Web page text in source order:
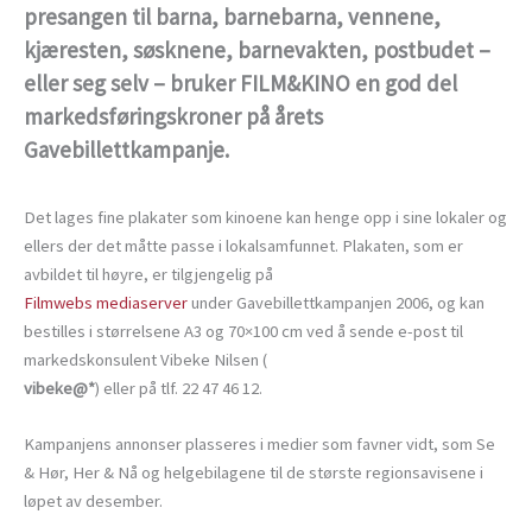
presangen til barna, barnebarna, vennene,
kjæresten, søsknene, barnevakten, postbudet –
eller seg selv – bruker FILM&KINO en god del
markedsføringskroner på årets
Gavebillettkampanje.
Det lages fine plakater som kinoene kan henge opp i sine lokaler og
ellers der det måtte passe i lokalsamfunnet. Plakaten, som er
avbildet til høyre, er tilgjengelig på
Filmwebs mediaserverunder Gavebillettkampanjen 2006, og kan
bestilles i størrelsene A3 og 70×100 cm ved å sende e-post til
markedskonsulent Vibeke Nilsen (
vibeke@*) eller på tlf. 22 47 46 12.
Kampanjens annonser plasseres i medier som favner vidt, som Se
& Hør, Her & Nå og helgebilagene til de største regionsavisene i
løpet av desember.